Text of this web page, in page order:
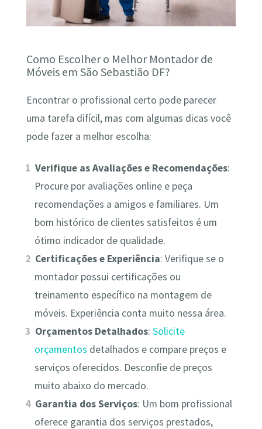
Como Escolher o Melhor Montador de
Móveis em São Sebastião DF?
Encontrar o profissional certo pode parecer
uma tarefa difícil, mas com algumas dicas você
pode fazer a melhor escolha:
Verifique as Avaliações e Recomendações:
Procure por avaliações online e peça
recomendações a amigos e familiares. Um
bom histórico de clientes satisfeitos é um
ótimo indicador de qualidade.
Certificações e Experiência: Verifique se o
montador possui certificações ou
treinamento específico na montagem de
móveis. Experiência conta muito nessa área.
Orçamentos Detalhados:Solicite
orçamentos detalhados e compare preços e
serviços oferecidos. Desconfie de preços
muito abaixo do mercado.
Garantia dos Serviços: Um bom profissional
oferece garantia dos serviços prestados,